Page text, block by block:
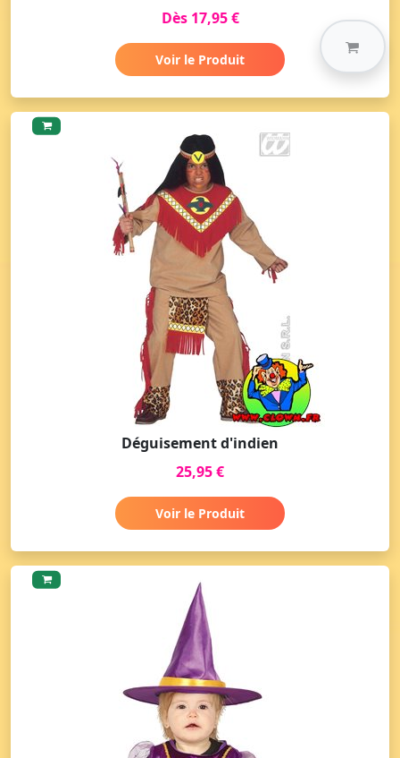
Dès 17,95 €
Voir le Produit
Déguisement d'indien
25,95 €
Voir le Produit